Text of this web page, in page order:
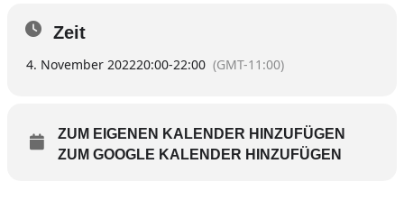
Weitere Aufführungstermine:
SAMSTAG, 5. November, um 20 Uhr
Zeit
4. November 202220:00-22:00 (GMT-11:00)
ZUM EIGENEN KALENDER HINZUFÜGEN
ZUM GOOGLE KALENDER HINZUFÜGEN